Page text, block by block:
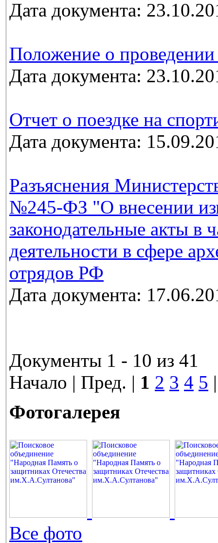
Дата документа:
Положение о
Дата документа:
Отчет о поездке на
Дата документа:
Разъяснения
№245-ФЗ "О внесении
законодательные акты в
деятельности в сфере
отрядов РФ
Дата документа:
Документы 1 - 10 из 41
Начало | Пред. | 1 2 3 4 5
Фотогалерея
Все фото